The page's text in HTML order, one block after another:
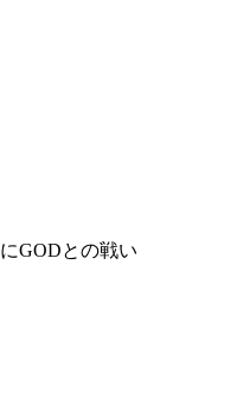
GODとの戦い